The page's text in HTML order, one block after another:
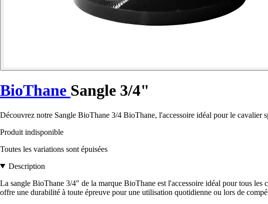
BioThane Sangle 3/4"
Découvrez notre Sangle BioThane 3/4 BioThane, l'accessoire idéal pour le cavalier
Produit indisponible
Toutes les variations sont épuisées
Description
La sangle BioThane 3/4" de la marque BioThane est l'accessoire idéal pour tous
offre une durabilité à toute épreuve pour une utilisation quotidienne ou lors de